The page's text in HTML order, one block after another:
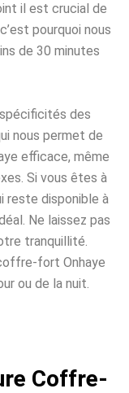
il est crucial de
pourquoi nous
de 30 minutes
des
nous permet de
efficace, même
Si vous êtes à
reste disponible à
Ne laissez pas
tranquillité.
fort Onhaye
ou de la nuit.
Coffre-